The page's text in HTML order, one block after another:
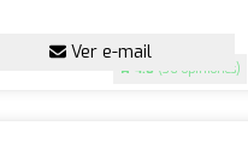
4.8 (36 opiniones)
Ver e-mail